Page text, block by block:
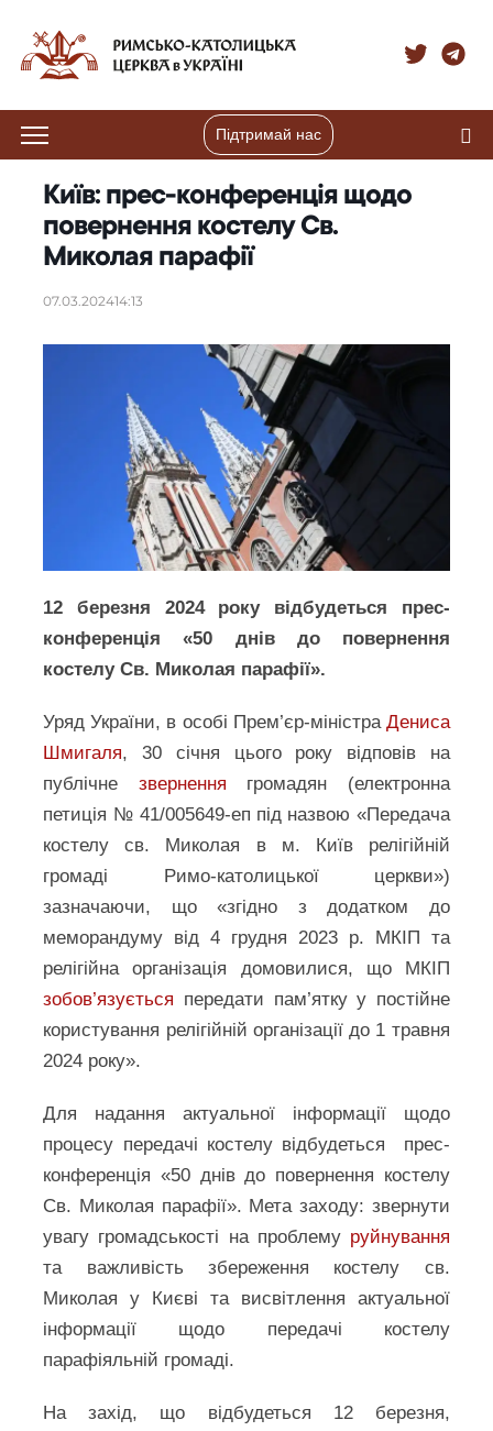
Підтримай нас
Київ: прес-конференція щодо
повернення костелу Св.
Миколая парафії
07.03.202414:13
12 березня 2024 року відбудеться прес-
конференція «50 днів до повернення
костелу Св. Миколая парафії».
Уряд України, в особі Прем’єр-міністра Дениса
Шмигаля, 30 січня цього року відповів на
публічне звернення громадян (електронна
петиція № 41/005649-еп під назвою «Передача
костелу св. Миколая в м. Київ релігійній
громаді Римо-католицької церкви»)
зазначаючи, що «згідно з додатком до
меморандуму від 4 грудня 2023 р. МКІП та
релігійна організація домовилися, що МКІП
зобов’язується передати пам’ятку у постійне
користування релігійній організації до 1 травня
2024 року».
Для надання актуальної інформації щодо
процесу передачі костелу відбудеться прес-
конференція «50 днів до повернення костелу
Св. Миколая парафії». Мета заходу: звернути
увагу громадськості на проблему руйнування
та важливість збереження костелу св.
Миколая у Києві та висвітлення актуальної
інформації щодо передачі костелу
парафіяльній громаді.
На захід, що відбудеться 12 березня,